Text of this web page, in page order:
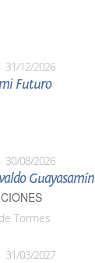
31/12/2026
Futuro
30/08/2026
Guayasamín
Tormes
31/03/2027